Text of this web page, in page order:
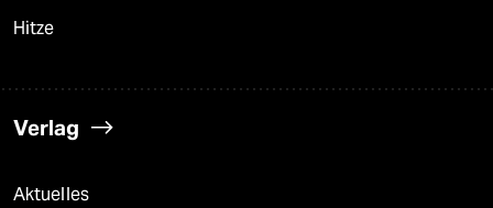
Hitze
Verlag
Aktuelles